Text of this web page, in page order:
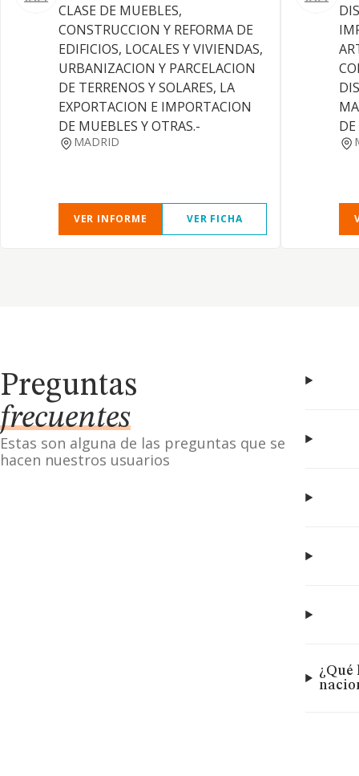
CLASE DE MUEBLES,
CONSTRUCCION Y REFORMA DE
EDIFICIOS, LOCALES Y VIVIENDAS,
URBANIZACION Y PARCELACION
DE TERRENOS Y SOLARES, LA
EXPORTACION E IMPORTACION
DE MUEBLES Y OTRAS.-
MADRID
VER INFORME VER FICHA
Preguntas
frecuentes
Estas son alguna de las preguntas que se
hacen nuestros usuarios